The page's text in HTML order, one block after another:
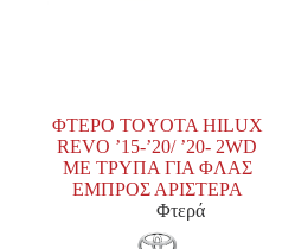
ΦΤΕΡΟ TOYOTA HILUX
REVO ’15-’20/ ’20- 2WD
ΜΕ ΤΡΥΠΑ ΓΙΑ ΦΛΑΣ
ΕΜΠΡΟΣ ΑΡΙΣΤΕΡΑ
Φτερά